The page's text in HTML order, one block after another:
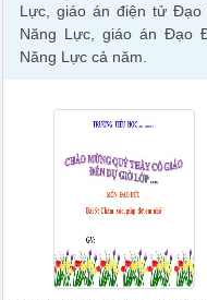
Lực, giáo án điện tử
Năng Lực, giáo án Đạo
Năng Lực cả năm.